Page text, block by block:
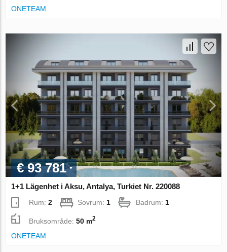
ONETEAM
€ 93 781
1+1 Lägenhet i Aksu, Antalya, Turkiet Nr. 220088
Rum:2 Sovrum:1 Badrum:1
Bruksområde:50 m2
ONETEAM